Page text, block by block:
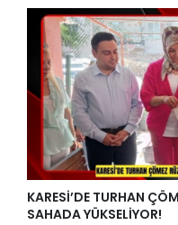
KARESİ’DE TURHAN
SAHADA YÜKSELİYOR!